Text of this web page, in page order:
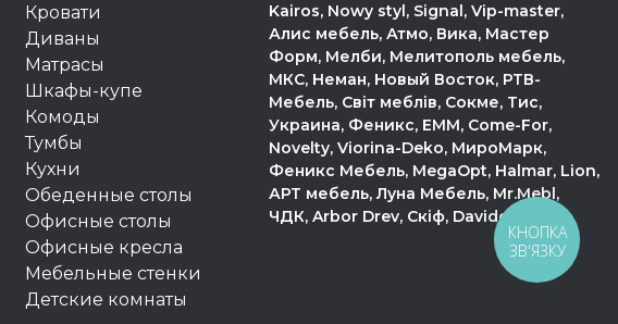
Кровати
Диваны
Матрасы
Шкафы-купе
Комоды
Тумбы
Кухни
Обеденные столы
Офисные столы
Офисные кресла
Мебельные стенки
Детские комнаты
Kairos, Nowy styl, Signal, Vip-master,
Алис мебель, Атмо, Вика, Мастер
Форм, Мелби, Мелитополь мебель,
МКС, Неман, Новый Восток, РТВ-
Мебель, Світ меблів, Сокме, Тис,
Украина, Феникс, ЕММ, Come-For,
Novelty, Viorina-Deko, МироМарк,
Феникс Мебель, MegaOpt, Halmar, Lion,
АРТ мебель, Луна Мебель, Mr.Mebl,
ЧДК, Arbor Drev, Скіф, Davidos.
КНОПКА
ЗВ'ЯЗКУ